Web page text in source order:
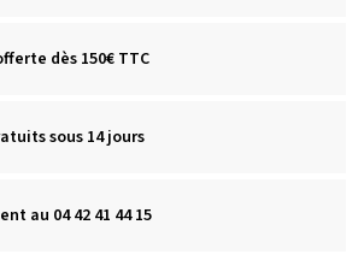
dès 150€ TTC
sous 14 jours
au 04 42 41 44 15